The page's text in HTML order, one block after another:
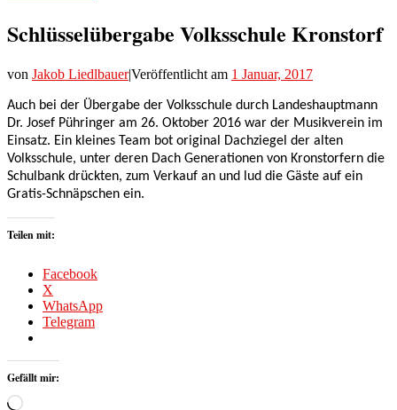
Schlüsselübergabe Volksschule Kronstorf
von Jakob Liedlbauer|Veröffentlicht am 1 Januar, 2017
Auch bei der Übergabe der Volksschule durch Landeshauptmann
Dr. Josef Pühringer am 26. Oktober 2016 war der Musikverein im
Einsatz. Ein kleines Team bot original Dachziegel der alten
Volksschule, unter deren Dach Generationen von Kronstorfern die
Schulbank drückten, zum Verkauf an und lud die Gäste auf ein
Gratis-Schnäpschen ein.
Teilen mit:
Facebook
X
WhatsApp
Telegram
Gefällt mir:
Wird